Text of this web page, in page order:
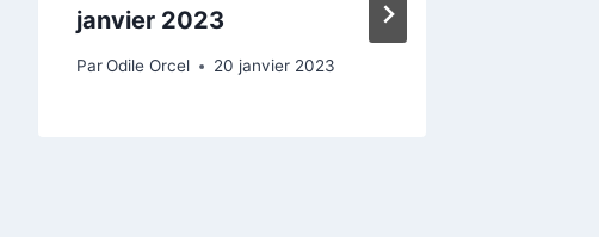
janvier 2023
Par Odile Orcel 20 janvier 2023